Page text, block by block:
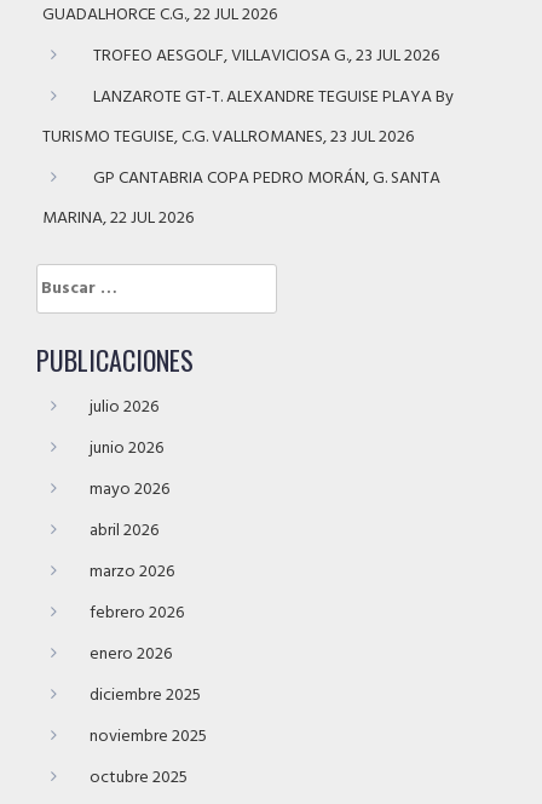
GUADALHORCE C.G., 22 JUL 2026
TROFEO AESGOLF, VILLAVICIOSA G., 23 JUL 2026
LANZAROTE GT-T. ALEXANDRE TEGUISE PLAYA By
TURISMO TEGUISE, C.G. VALLROMANES, 23 JUL 2026
GP CANTABRIA COPA PEDRO MORÁN, G. SANTA
MARINA, 22 JUL 2026
Buscar:
PUBLICACIONES
julio 2026
junio 2026
mayo 2026
abril 2026
marzo 2026
febrero 2026
enero 2026
diciembre 2025
noviembre 2025
octubre 2025